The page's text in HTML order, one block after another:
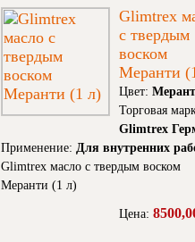
Glimtrex
с твердым
воском
Меранти
Цвет:
Торговая
Glimtrex
Применение: Для внутренних
Glimtrex масло с твердым воском
Меранти (1 л)
Цена: